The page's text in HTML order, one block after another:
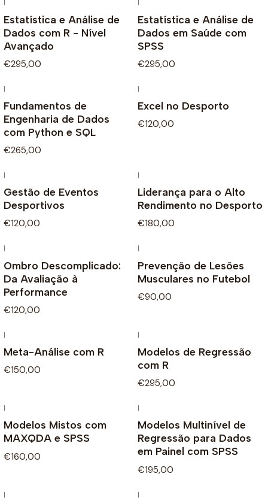
|
Estatística e Análise de
Dados com R - Nível
Avançado
€295,00
|
Estatística e Análise de
Dados em Saúde com
SPSS
€295,00
|
Fundamentos de
Engenharia de Dados
com Python e SQL
€265,00
|
Excel no Desporto
€120,00
|
Gestão de Eventos
Desportivos
€120,00
|
Liderança para o Alto
Rendimento no Desporto
€180,00
|
Ombro Descomplicado:
Da Avaliação à
Performance
€120,00
|
Prevenção de Lesões
Musculares no Futebol
€90,00
|
Meta-Análise com R
€150,00
|
Modelos de Regressão
com R
€295,00
|
Modelos Mistos com
MAXQDA e SPSS
€160,00
|
Modelos Multinível de
Regressão para Dados
em Painel com SPSS
€195,00
| |